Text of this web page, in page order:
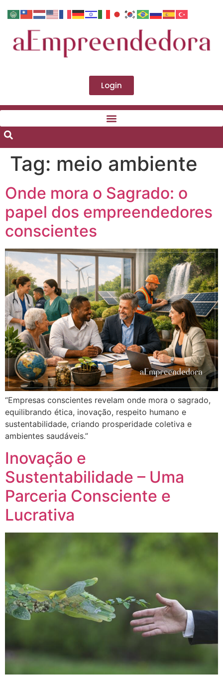
Login
Tag: meio ambiente
Onde mora o Sagrado: o
papel dos empreendedores
conscientes
“Empresas conscientes revelam onde mora o sagrado,
equilibrando ética, inovação, respeito humano e
sustentabilidade, criando prosperidade coletiva e
ambientes saudáveis.”
Inovação e
Sustentabilidade – Uma
Parceria Consciente e
Lucrativa